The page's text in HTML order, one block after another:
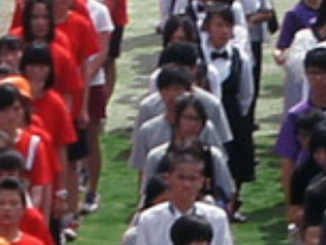
中
學
葳
格
國
際．